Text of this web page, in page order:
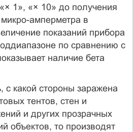
1», «× 10» до получения
амперметра в
показаний прибора
по сравнению с
наличие бета
с какой стороны заражена
тентов, стен и
и других прозрачных
объектов, то производят